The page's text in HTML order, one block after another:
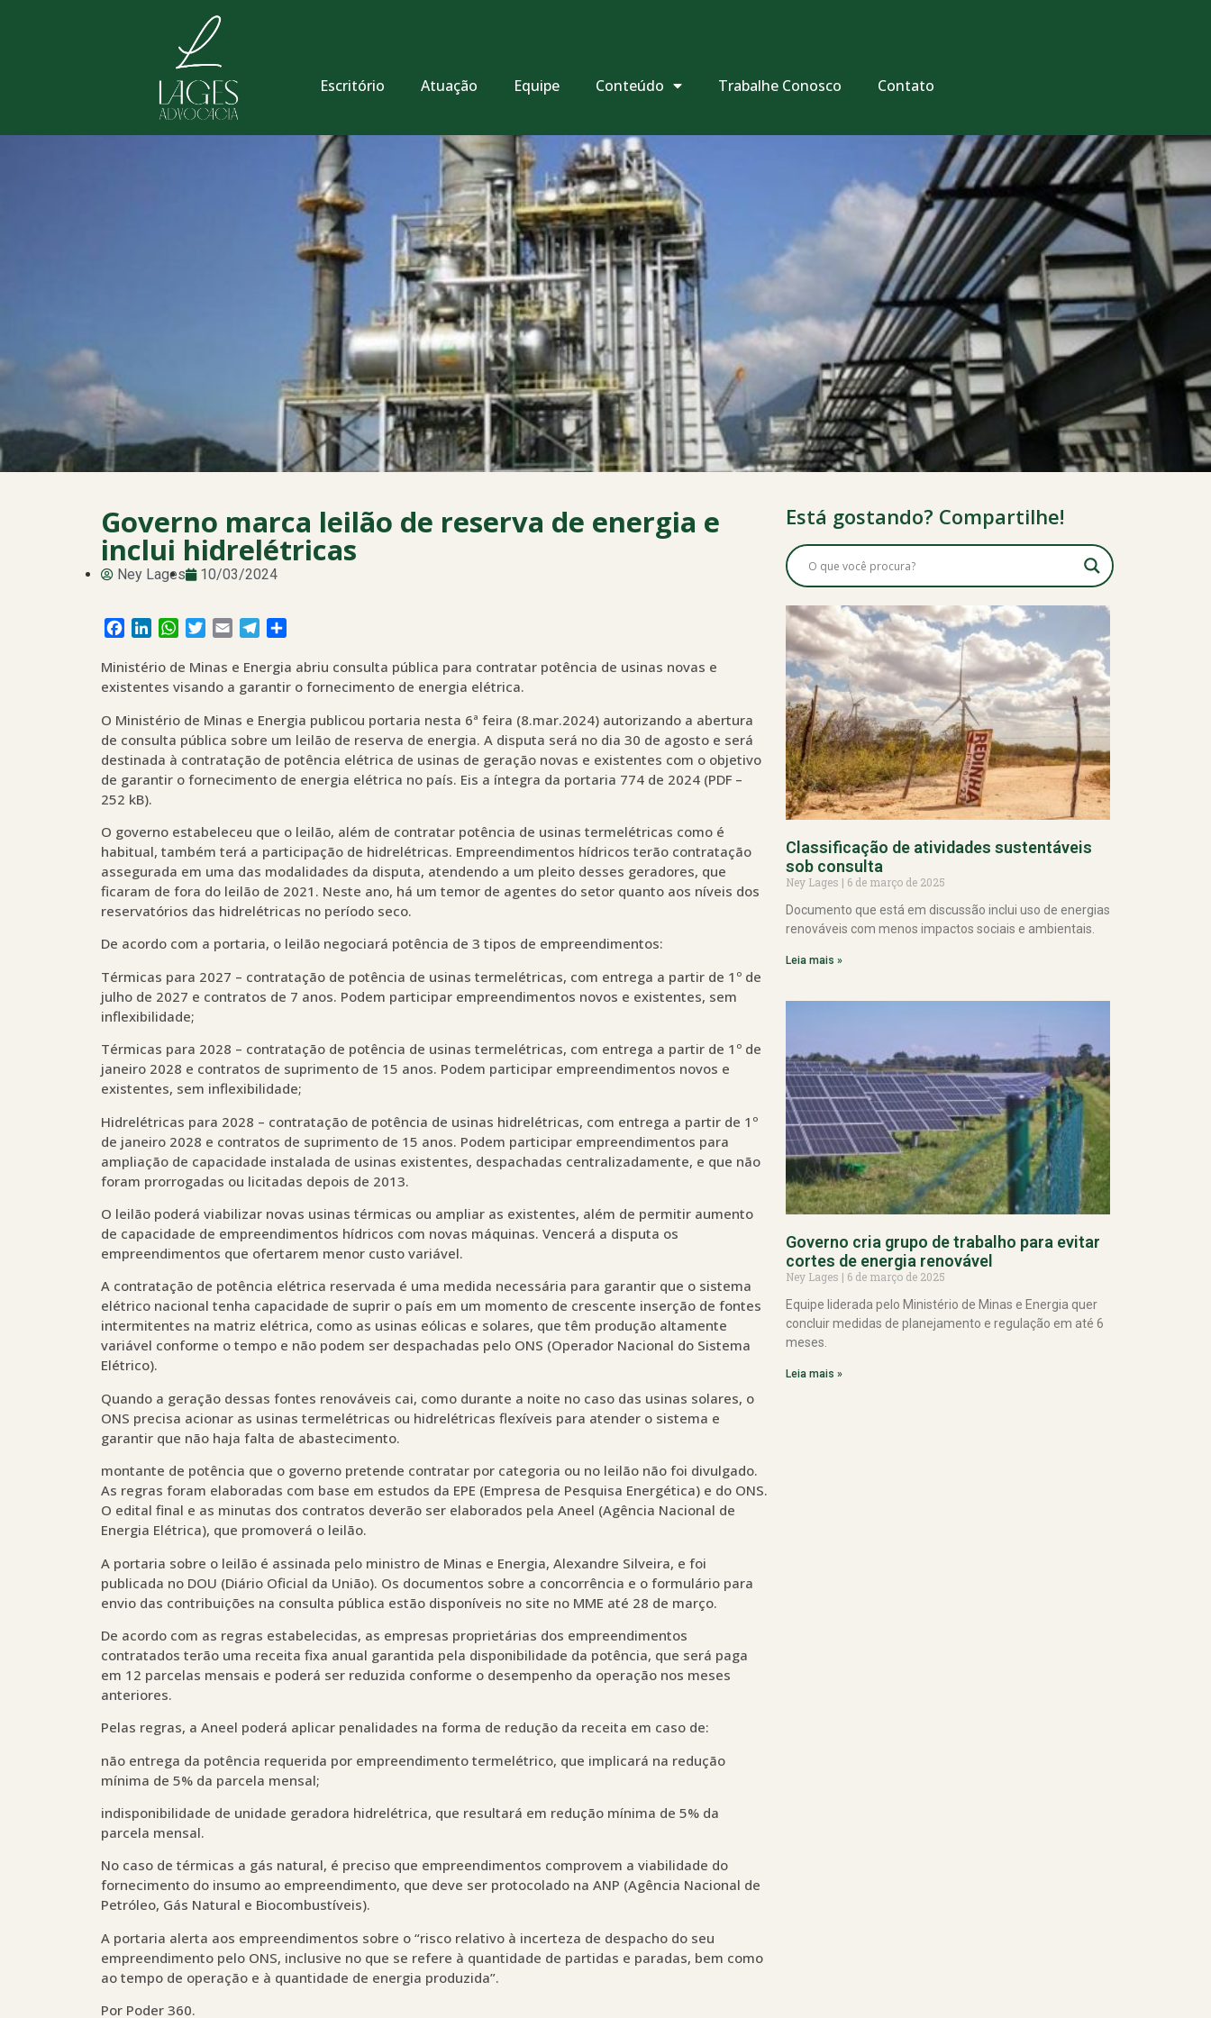
Escritório Atuação Equipe Conteúdo Trabalhe Conosco Contato
Governo marca leilão de reserva de energia e
inclui hidrelétricas
Ney Lages 10/03/2024
Facebook
LinkedInWhatsApp
Twitter
Email Telegram
Ministério de Minas e Energia abriu consulta pública para contratar potência de usinas novas e
existentes visando a garantir o fornecimento de energia elétrica.
O Ministério de Minas e Energia publicou portaria nesta 6ª feira (8.mar.2024) autorizando a abertura
de consulta pública sobre um leilão de reserva de energia. A disputa será no dia 30 de agosto e será
destinada à contratação de potência elétrica de usinas de geração novas e existentes com o objetivo
de garantir o fornecimento de energia elétrica no país. Eis a íntegra da portaria 774 de 2024 (PDF –
252 kB).
O governo estabeleceu que o leilão, além de contratar potência de usinas termelétricas como é
habitual, também terá a participação de hidrelétricas. Empreendimentos hídricos terão contratação
assegurada em uma das modalidades da disputa, atendendo a um pleito desses geradores, que
ficaram de fora do leilão de 2021. Neste ano, há um temor de agentes do setor quanto aos níveis dos
reservatórios das hidrelétricas no período seco.
De acordo com a portaria, o leilão negociará potência de 3 tipos de empreendimentos:
Térmicas para 2027 – contratação de potência de usinas termelétricas, com entrega a partir de 1º de
julho de 2027 e contratos de 7 anos. Podem participar empreendimentos novos e existentes, sem
inflexibilidade;
Térmicas para 2028 – contratação de potência de usinas termelétricas, com entrega a partir de 1º de
janeiro 2028 e contratos de suprimento de 15 anos. Podem participar empreendimentos novos e
existentes, sem inflexibilidade;
Hidrelétricas para 2028 – contratação de potência de usinas hidrelétricas, com entrega a partir de 1º
de janeiro 2028 e contratos de suprimento de 15 anos. Podem participar empreendimentos para
ampliação de capacidade instalada de usinas existentes, despachadas centralizadamente, e que não
foram prorrogadas ou licitadas depois de 2013.
O leilão poderá viabilizar novas usinas térmicas ou ampliar as existentes, além de permitir aumento
de capacidade de empreendimentos hídricos com novas máquinas. Vencerá a disputa os
empreendimentos que ofertarem menor custo variável.
A contratação de potência elétrica reservada é uma medida necessária para garantir que o sistema
elétrico nacional tenha capacidade de suprir o país em um momento de crescente inserção de fontes
intermitentes na matriz elétrica, como as usinas eólicas e solares, que têm produção altamente
variável conforme o tempo e não podem ser despachadas pelo ONS (Operador Nacional do Sistema
Elétrico).
Quando a geração dessas fontes renováveis cai, como durante a noite no caso das usinas solares, o
ONS precisa acionar as usinas termelétricas ou hidrelétricas flexíveis para atender o sistema e
garantir que não haja falta de abastecimento.
montante de potência que o governo pretende contratar por categoria ou no leilão não foi divulgado.
As regras foram elaboradas com base em estudos da EPE (Empresa de Pesquisa Energética) e do ONS.
O edital final e as minutas dos contratos deverão ser elaborados pela Aneel (Agência Nacional de
Energia Elétrica), que promoverá o leilão.
A portaria sobre o leilão é assinada pelo ministro de Minas e Energia, Alexandre Silveira, e foi
publicada no DOU (Diário Oficial da União). Os documentos sobre a concorrência e o formulário para
envio das contribuições na consulta pública estão disponíveis no site no MME até 28 de março.
De acordo com as regras estabelecidas, as empresas proprietárias dos empreendimentos
contratados terão uma receita fixa anual garantida pela disponibilidade da potência, que será paga
em 12 parcelas mensais e poderá ser reduzida conforme o desempenho da operação nos meses
anteriores.
Pelas regras, a Aneel poderá aplicar penalidades na forma de redução da receita em caso de:
não entrega da potência requerida por empreendimento termelétrico, que implicará na redução
mínima de 5% da parcela mensal;
indisponibilidade de unidade geradora hidrelétrica, que resultará em redução mínima de 5% da
parcela mensal.
No caso de térmicas a gás natural, é preciso que empreendimentos comprovem a viabilidade do
fornecimento do insumo ao empreendimento, que deve ser protocolado na ANP (Agência Nacional de
Petróleo, Gás Natural e Biocombustíveis).
A portaria alerta aos empreendimentos sobre o “risco relativo à incerteza de despacho do seu
empreendimento pelo ONS, inclusive no que se refere à quantidade de partidas e paradas, bem como
ao tempo de operação e à quantidade de energia produzida”.
Por Poder 360.
Está gostando? Compartilhe!
Classificação de atividades sustentáveis
sob consulta
Ney Lages
6 de março de 2025
Documento que está em discussão inclui uso de energias
renováveis com menos impactos sociais e ambientais.
Leia mais »
Governo cria grupo de trabalho para evitar
cortes de energia renovável
Ney Lages
6 de março de 2025
Equipe liderada pelo Ministério de Minas e Energia quer
concluir medidas de planejamento e regulação em até 6
meses.
Leia mais »